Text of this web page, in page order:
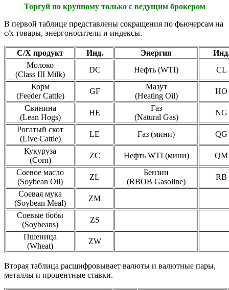
Торгуй по крупному только с ведущим брокером
В первой таблице представлены сокращения по фьючерсам на
с/х товары, энергоносители и индексы.
С/Х продукт Инд. Энергия
Молоко
(Class III Milk)
DC Нефть (WTI)
CL
Корм
(Feeder Cattle)
GF
Мазут
(Heating Oil)
HO
Свинина
(Lean Hogs)
HE
Газ
(Natural Gas)
NG
Рогатый скот
(Live Cattle)
LE Газ (мини)
QG
Кукуруза
(Corn)
ZC Нефть WTI (мини)
QM
Соевое масло
(Soybean Oil)
ZL
Бензин
(RBOB Gasoline)
RB
Соевая мука
(Soybean Meal)
ZM
Соевые бобы
(Soybeans)
ZS
Пшеница
(Wheat)
ZW
Вторая таблица расшифровывает валюты и валютные пары,
металлы и процентные ставки.